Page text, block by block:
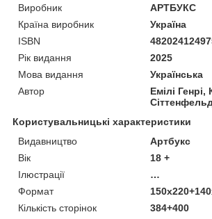
Виробник
АРТБУКС
Країна виробник
Україна
ISBN
Рік видання
2025
Мова видання
Українська
Автор
Емілі Генрі,
Користувальницькі характеристики
Видавництво
Артбукс
Вік
18 +
Ілюстрації
…
Формат
Кількість сторінок
384+400